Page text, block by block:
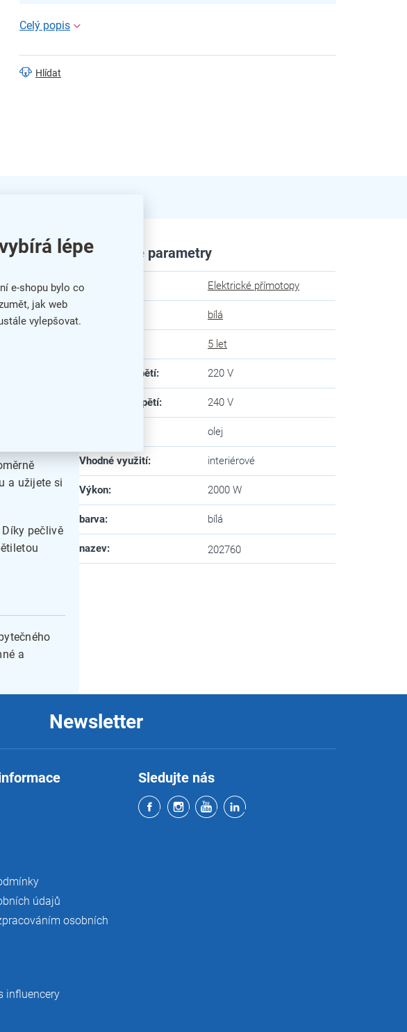
lépe
e-shopu bylo co
jak web
vylepšovat.
Hlídat
a užijete si
pečlivě
a
Doplňkové parametry
Kategorie Elektrické přímotopy
bílá
5 let
Minimální napětí: 220 V
Maximální napětí: 240 V
olej
Vhodné využití: interiérové
Výkon: 2000 W
barva: bílá
nazev: 202760
Newsletter
údajů
osobních
influencery
Sledujte nás